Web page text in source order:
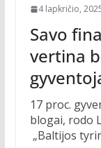
4 lapkričio,
Savo
vertina
17 proc.
blogai, rodo
„Baltijos